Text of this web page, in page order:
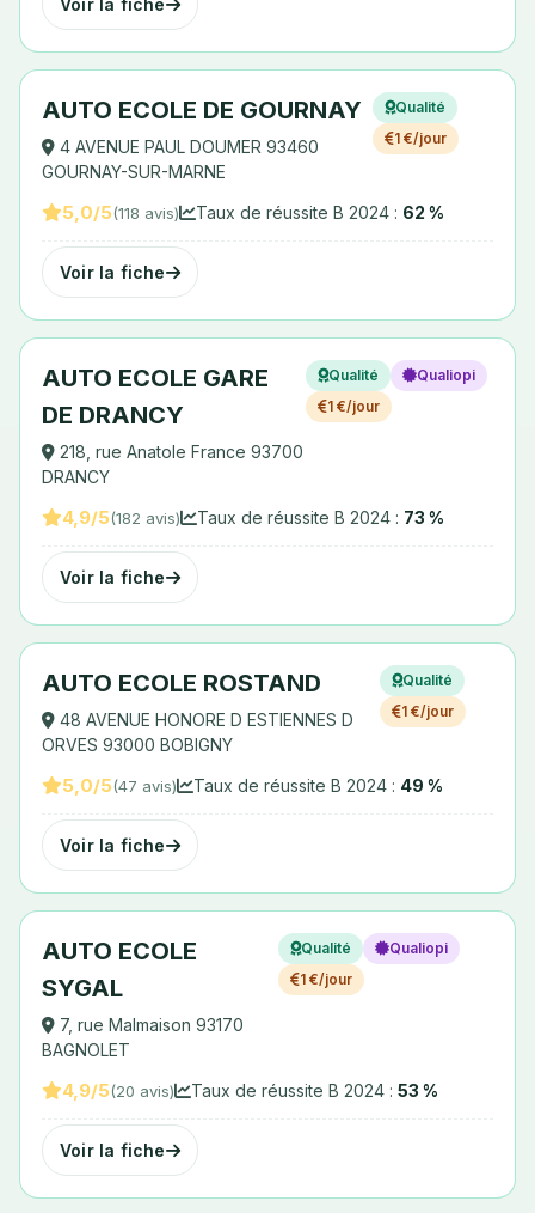
Voir la fiche
AUTO ECOLE DE GOURNAY
4 AVENUE PAUL DOUMER 93460
GOURNAY-SUR-MARNE
Qualité
1 €/jour
5,0/5(118 avis) Taux de réussite B 2024 : 62 %
Voir la fiche
AUTO ECOLE GARE
DE DRANCY
218, rue Anatole France 93700
DRANCY
Qualité
Qualiopi
1 €/jour
4,9/5(182 avis) Taux de réussite B 2024 : 73 %
Voir la fiche
AUTO ECOLE ROSTAND
48 AVENUE HONORE D ESTIENNES D
ORVES 93000 BOBIGNY
Qualité
1 €/jour
5,0/5(47 avis) Taux de réussite B 2024 : 49 %
Voir la fiche
AUTO ECOLE
SYGAL
7, rue Malmaison 93170
BAGNOLET
Qualité
Qualiopi
1 €/jour
4,9/5(20 avis) Taux de réussite B 2024 : 53 %
Voir la fiche